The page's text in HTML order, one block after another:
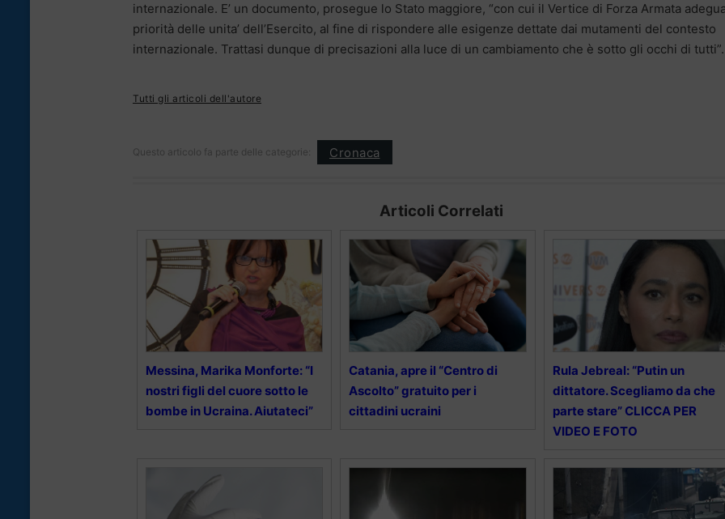
internazionale. E’ un documento, prosegue lo Stato maggiore, “con cui il Vertice di Forza Armata
priorità delle unita’ dell’Esercito, al fine di rispondere alle esigenze dettate dai mutamenti del contesto
internazionale. Trattasi dunque di precisazioni alla luce di un cambiamento che è sotto gli occhi di tutti”.
Tutti gli articoli dell'autore
Questo articolo fa parte delle categorie: Cronaca
Articoli Correlati
Messina, Marika Monforte: “I
nostri figli del cuore sotto le
bombe in Ucraina. Aiutateci”
Catania, apre il “Centro di
Ascolto” gratuito per i
cittadini ucraini
Rula Jebreal: “Putin un
dittatore. Scegliamo da che
parte stare” CLICCA PER
VIDEO E FOTO